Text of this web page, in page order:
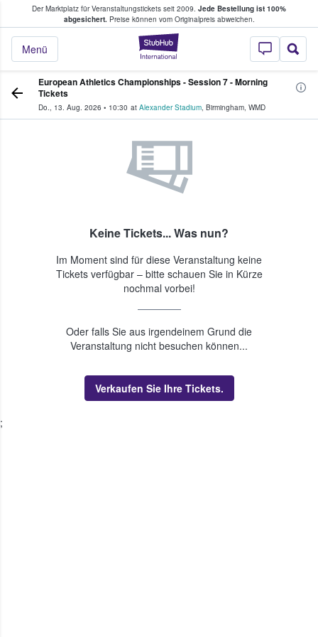
Der Marktplatz für Veranstaltungstickets seit 2009. Jede Bestellung ist 100%
abgesichert.Preise können vom Originalpreis abweichen.
StubHub - Wo
Menü
Tickets kaufen & verkaufen
European Athletics Championships - Session 7 - Morning
Tickets
Do., 13. Aug. 2026 • 10:30 at Alexander Stadium, Birmingham, WMD
Keine Tickets... Was nun?
Im Moment sind für diese Veranstaltung keine
Tickets verfügbar – bitte schauen Sie in Kürze
nochmal vorbei!
Oder falls Sie aus irgendeinem Grund die
Veranstaltung nicht besuchen können...
Verkaufen Sie Ihre Tickets.
;